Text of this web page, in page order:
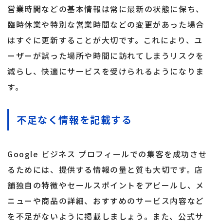
営業時間などの基本情報は常に最新の状態に保ち、
臨時休業や特別な営業時間などの変更があった場合
はすぐに更新することが大切です。これにより、ユ
ーザーが誤った場所や時間に訪れてしまうリスクを
減らし、快適にサービスを受けられるようになりま
す。
不足なく情報を記載する
Google ビジネス プロフィールでの集客を成功させ
るためには、提供する情報の量と質も大切です。店
舗独自の特徴やセールスポイントをアピールし、メ
ニューや商品の詳細、おすすめのサービス内容など
を不足がないように掲載しましょう。また、公式サ